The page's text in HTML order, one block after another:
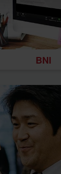
BNI